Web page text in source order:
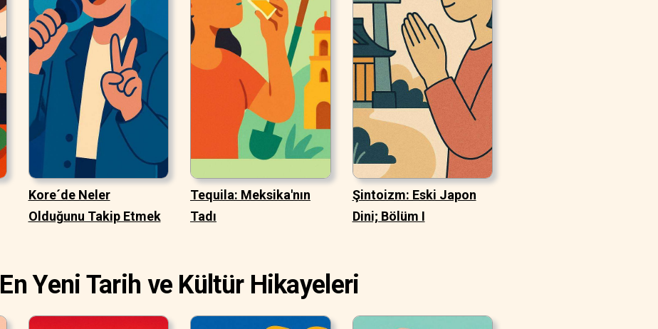
Kore´de Neler
Olduğunu Takip Etmek
Tequila: Meksika'nın
Tadı
Şintoizm: Eski Japon
Dini; Bölüm I
En Yeni Tarih ve Kültür Hikayeleri